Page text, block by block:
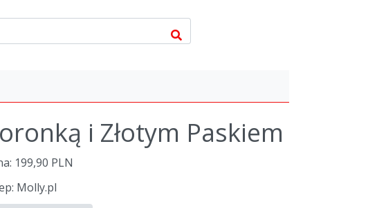
i Złotym Paskiem
199,90 PLN
Molly.pl